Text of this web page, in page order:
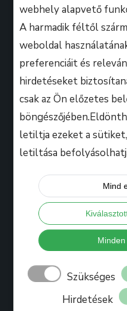
webhely alapvető
A harmadik féltől
weboldal
preferenciáit és
hirdetéseket
csak az Ön előzetes
letiltja ezeket a
letiltása
Mind
Szükséges
Hirdetések
oktatói úgy döntöttek,
keresztül professzionális
számára lehetőséget
kihozza magából a
vágyhat!
Hasznos
Tanáraink
Bihari Mártonról
Referenciák
Ajándékkártya
Blog
Jelentkezés